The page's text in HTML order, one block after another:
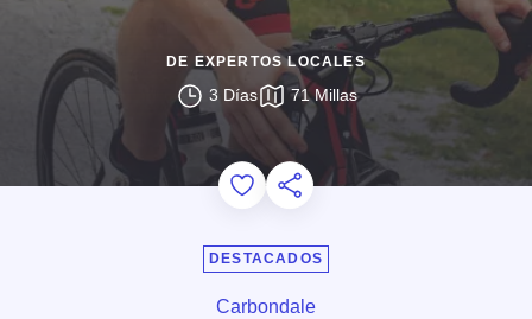
DE EXPERTOS LOCALES
3 Días 71 Millas
Add to Favorites
Compartir esta página
DESTACADOS
Carbondale